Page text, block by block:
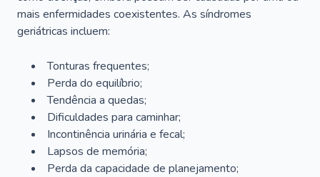
mais enfermidades coexistentes. As síndromes
geriátricas incluem:
Tonturas frequentes;
Perda do equilíbrio;
Tendência a quedas;
Dificuldades para caminhar;
Incontinência urinária e fecal;
Lapsos de memória;
Perda da capacidade de planejamento;